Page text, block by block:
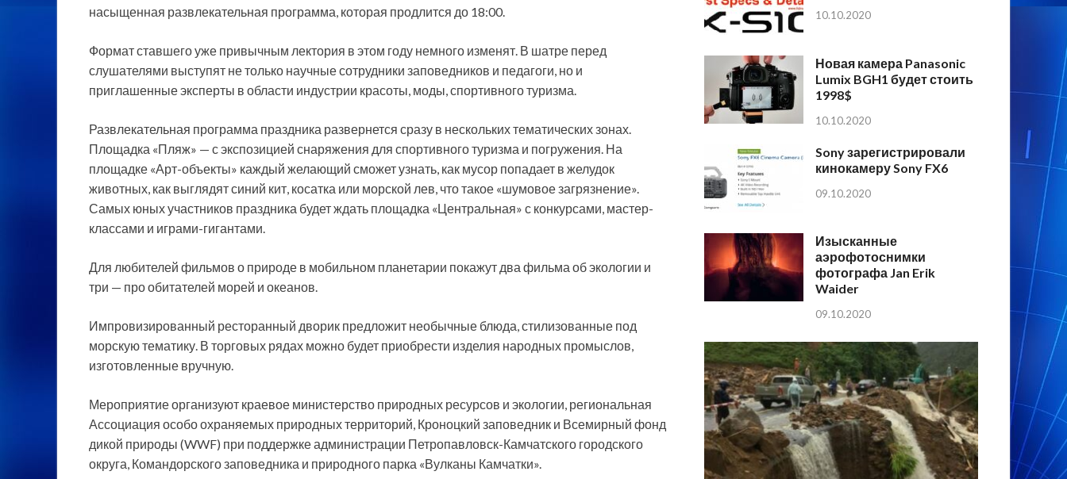
насыщенная развлекательная программа, которая продлится до 18:00.
Формат ставшего уже привычным лектория в этом году немного изменят. В шатре перед
слушателями выступят не только научные сотрудники заповедников и педагоги, но и
приглашенные эксперты в области индустрии красоты, моды, спортивного туризма.
Развлекательная программа праздника развернется сразу в нескольких тематических зонах.
Площадка «Пляж» — с экспозицией снаряжения для спортивного туризма и погружения. На
площадке «Арт-объекты» каждый желающий сможет узнать, как мусор попадает в желудок
животных, как выглядят синий кит, косатка или морской лев, что такое «шумовое загрязнение».
Самых юных участников праздника будет ждать площадка «Центральная» с конкурсами, мастер-
классами и играми-гигантами.
Для любителей фильмов о природе в мобильном планетарии покажут два фильма об экологии и
три — про обитателей морей и океанов.
Импровизированный ресторанный дворик предложит необычные блюда, стилизованные под
морскую тематику. В торговых рядах можно будет приобрести изделия народных промыслов,
изготовленные вручную.
Мероприятие организуют краевое министерство природных ресурсов и экологии, региональная
Ассоциация особо охраняемых природных территорий, Кроноцкий заповедник и Всемирный фонд
дикой природы (WWF) при поддержке администрации Петропавловск-Камчатского городского
округа, Командорского заповедника и природного парка «Вулканы Камчатки».
10.10.2020
Новая камера Panasonic
Lumix BGH1 будет стоить
1998$
10.10.2020
Sony зарегистрировали
кинокамеру Sony FX6
09.10.2020
Изысканные
аэрофотоснимки
фотографа Jan Erik
Waider
09.10.2020